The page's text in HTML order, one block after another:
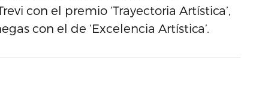
con el premio ‘Trayectoria Artística’,
con el de ‘Excelencia Artística’.